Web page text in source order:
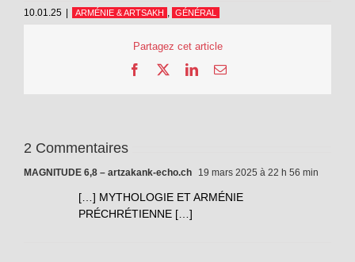
10.01.25 | ARMÉNIE & ARTSAKH GÉNÉRAL
Partagez cet article
Facebook LinkedInEmail
2 Commentaires
MAGNITUDE 6,8 – artzakank-echo.ch 19 mars 2025 à 22 h 56 min
[…] MYTHOLOGIE ET ARMÉNIE
PRÉCHRÉTIENNE […]